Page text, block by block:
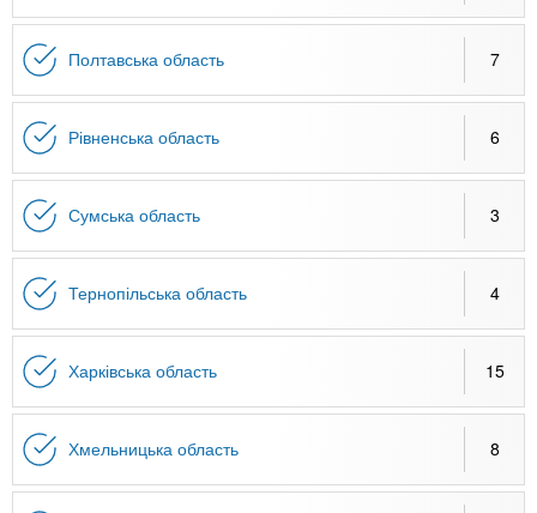
Полтавська область 7
Рівненська область 6
Сумська область 3
Тернопільська область 4
Харківська область 15
Хмельницька область 8